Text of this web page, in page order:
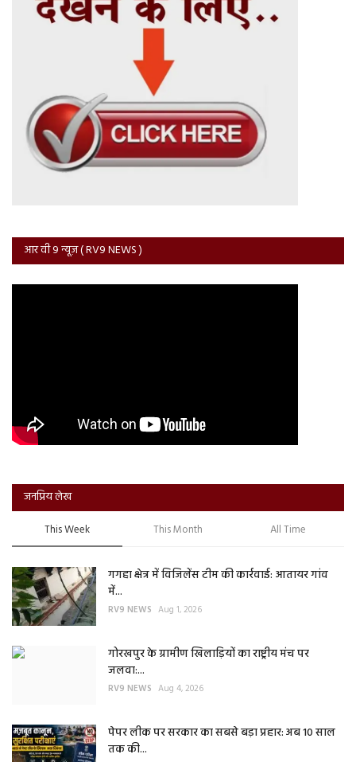
आर वी 9 न्यूज़ ( RV9 NEWS )
जनप्रिय लेख
This Week This Month All Time
गगहा क्षेत्र में विजिलेंस टीम की कार्रवाई: आतायर गांव
में...
RV9 NEWS Aug 1, 2026
गोरखपुर के ग्रामीण खिलाड़ियों का राष्ट्रीय मंच पर
जलवा:...
RV9 NEWS Aug 4, 2026
पेपर लीक पर सरकार का सबसे बड़ा प्रहार: अब 10 साल
तक की...